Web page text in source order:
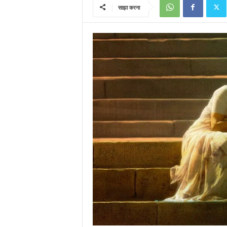
साझा करना